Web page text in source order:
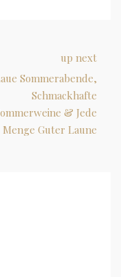
up next
Sommerabende,
Schmackhafte
& Jede
Menge Guter Laune